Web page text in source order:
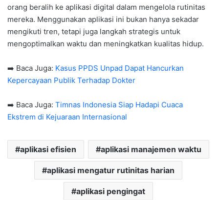
orang beralih ke aplikasi digital dalam mengelola rutinitas
mereka. Menggunakan aplikasi ini bukan hanya sekadar
mengikuti tren, tetapi juga langkah strategis untuk
mengoptimalkan waktu dan meningkatkan kualitas hidup.
➡️ Baca Juga: Kasus PPDS Unpad Dapat Hancurkan
Kepercayaan Publik Terhadap Dokter
➡️ Baca Juga: Timnas Indonesia Siap Hadapi Cuaca
Ekstrem di Kejuaraan Internasional
aplikasi efisien aplikasi manajemen waktu
aplikasi mengatur rutinitas harian
aplikasi pengingat